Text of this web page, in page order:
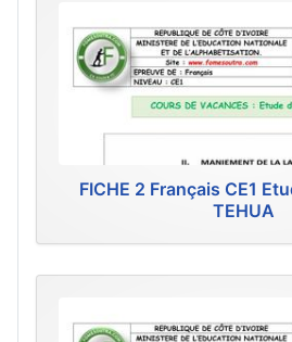
FICHE 2 Français CE1
TEHUA